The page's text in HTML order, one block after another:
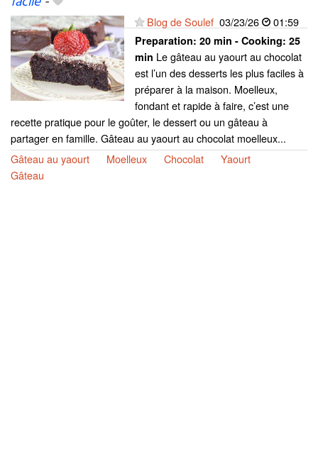
Blog de Soulef 03/23/26 01:59
Preparation: 20 min - Cooking: 25
min Le gâteau au yaourt au chocolat
est l’un des desserts les plus faciles à
préparer à la maison. Moelleux,
fondant et rapide à faire, c’est une
recette pratique pour le goûter, le dessert ou un gâteau à
partager en famille. Gâteau au yaourt au chocolat moelleux...
Gâteau au yaourt
Moelleux Chocolat
Yaourt
Gâteau